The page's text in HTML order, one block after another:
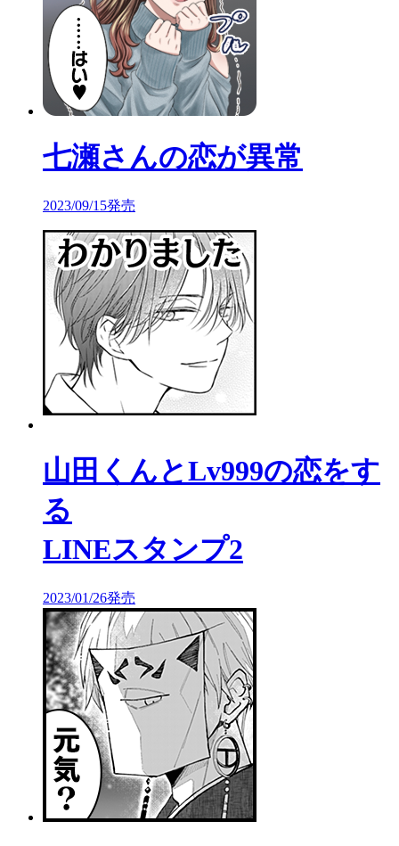
七瀬さんの恋が異常
2023/09/15発売
山田くんとLv999の恋をす
る
LINEスタンプ2
2023/01/26発売